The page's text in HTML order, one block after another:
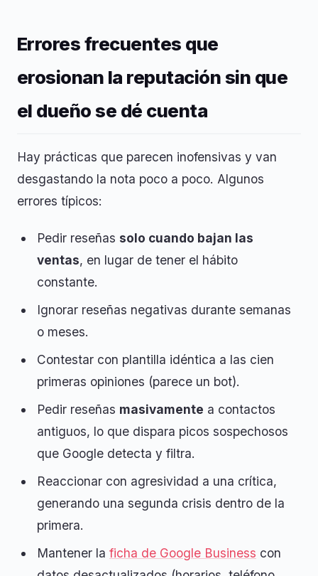
Errores frecuentes que
erosionan la reputación sin que
el dueño se dé cuenta
Hay prácticas que parecen inofensivas y van
desgastando la nota poco a poco. Algunos
errores típicos:
Pedir reseñas solo cuando bajan las
ventas, en lugar de tener el hábito
constante.
Ignorar reseñas negativas durante semanas
o meses.
Contestar con plantilla idéntica a las cien
primeras opiniones (parece un bot).
Pedir reseñas masivamente a contactos
antiguos, lo que dispara picos sospechosos
que Google detecta y filtra.
Reaccionar con agresividad a una crítica,
generando una segunda crisis dentro de la
primera.
Mantener la ficha de Google Business con